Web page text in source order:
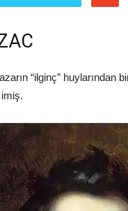
“ilginç” huylarından